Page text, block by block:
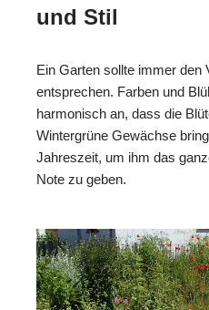
und Stil
Ein Garten sollte immer den
entsprechen. Farben und
harmonisch an, dass die
Wintergrüne Gewächse
Jahreszeit, um ihm das
Note zu geben.